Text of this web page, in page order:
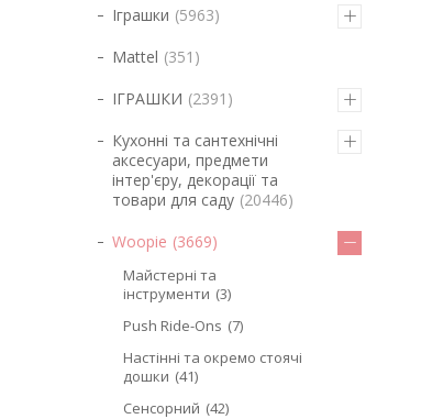
Іграшки 5963
Mattel 351
ІГРАШКИ 2391
Кухонні та сантехнічні
аксесуари, предмети
інтер'єру, декорації та
товари для саду 20446
Woopie 3669
Майстерні та
інструменти 3
Push Ride-Ons 7
Настінні та окремо стоячі
дошки 41
Сенсорний 42